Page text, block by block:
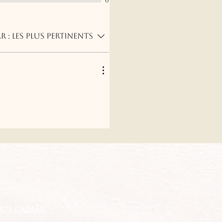
: Les plus pertinents